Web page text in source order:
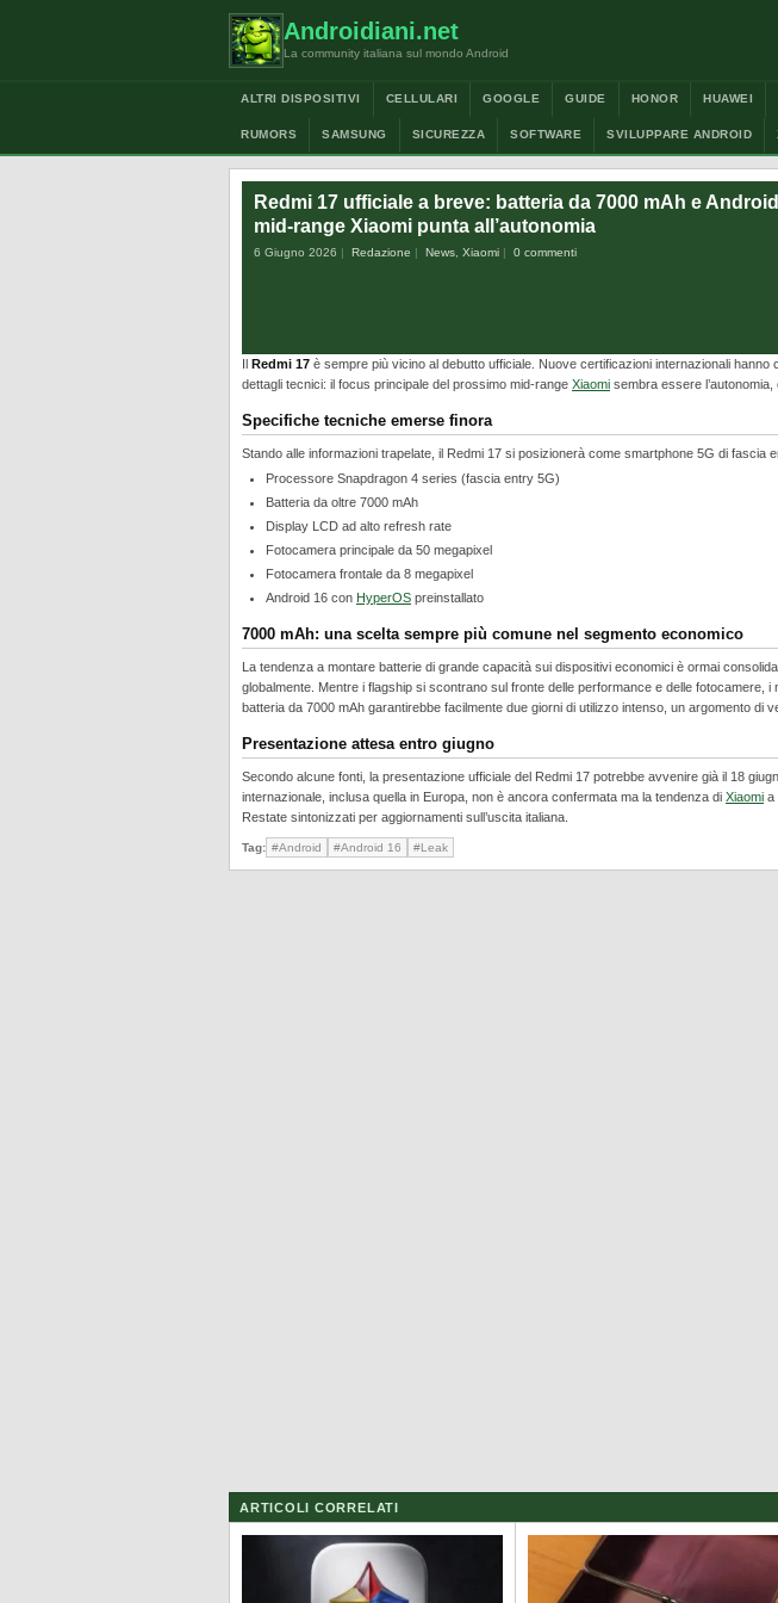
Androidiani.net
La community italiana sul mondo Android
ALTRI DISPOSITIVI CELLULARI GOOGLE GUIDE HONOR HUAWEI
RUMORS SAMSUNG SICUREZZA SOFTWARE SVILUPPARE ANDROID
Redmi 17 ufficiale a breve: batteria da 7000 mAh e Android
mid-range Xiaomi punta all’autonomia
6 Giugno 2026 Redazione News Xiaomi 0 commenti
Il Redmi 17 è sempre più vicino al debutto ufficiale. Nuove certificazioni internazionali hanno
dettagli tecnici: il focus principale del prossimo mid-range Xiaomi sembra essere
Specifiche tecniche emerse finora
Stando alle informazioni trapelate, il Redmi 17 si posizionerà come smartphone 5G di fascia
Processore Snapdragon 4 series (fascia entry 5G)
Batteria da oltre 7000 mAh
Display LCD ad alto refresh rate
Fotocamera principale da 50 megapixel
Fotocamera frontale da 8 megapixel
Android 16 con HyperOS preinstallato
7000 mAh: una scelta sempre più comune nel segmento economico
La tendenza a montare batterie di grande capacità sui dispositivi economici è ormai
globalmente. Mentre i flagship si scontrano sul fronte delle performance e delle fotocamere, i
batteria da 7000 mAh garantirebbe facilmente due giorni di utilizzo intenso, un argomento di
Presentazione attesa entro giugno
Secondo alcune fonti, la presentazione ufficiale del Redmi 17 potrebbe avvenire già il 18
internazionale, inclusa quella in Europa, non è ancora confermata ma la tendenza di Xiaomi a
Restate sintonizzati per aggiornamenti sull’uscita italiana.
Tag: #Android #Android 16 #Leak
ARTICOLI CORRELATI